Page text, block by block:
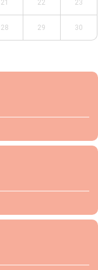
21 22 23
28 29 30